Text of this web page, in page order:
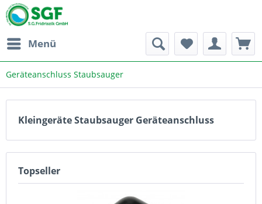
Menü
Geräteanschluss Staubsauger
Kleingeräte Staubsauger Geräteanschluss
Topseller